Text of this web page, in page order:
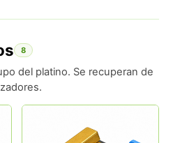
8
del platino. Se recuperan de